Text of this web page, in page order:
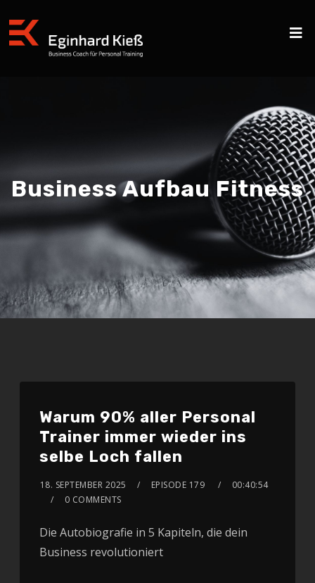
Business Aufbau Fitness
Warum 90% aller Personal
Trainer immer wieder ins
selbe Loch fallen
18. SEPTEMBER 2025 EPISODE 179
00:40:54
0 COMMENTS
Die Autobiografie in 5 Kapiteln, die dein
Business revolutioniert